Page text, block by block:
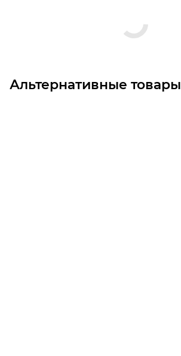
Альтернативные товары